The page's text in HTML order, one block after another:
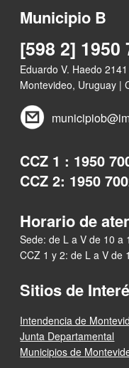
Municipio B
[598 2] 1950
Eduardo V. Haedo
Montevideo, Uruguay |
CCZ 1 : 1950
CCZ 2: 1950
Horario de
Sede: de L a V de 10 a
CCZ 1 y 2: de L a V de
Sitios de
Intendencia de
Junta Departamental
Municipios de